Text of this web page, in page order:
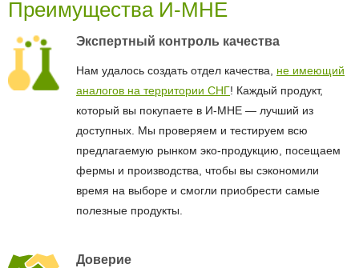
Преимущества И-МНЕ
Экспертный контроль качества
Нам удалось создать отдел качества, не имеющий
аналогов на территории СНГ! Каждый продукт,
который вы покупаете в И-МНЕ — лучший из
доступных. Мы проверяем и тестируем всю
предлагаемую рынком эко-продукцию, посещаем
фермы и производства, чтобы вы сэкономили
время на выборе и смогли приобрести самые
полезные продукты.
Доверие